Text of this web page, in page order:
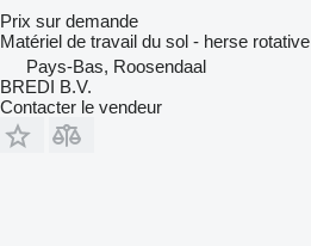
Prix sur demande
Matériel de travail du sol - herse rotative
Pays-Bas, Roosendaal
BREDI B.V.
Contacter le vendeur